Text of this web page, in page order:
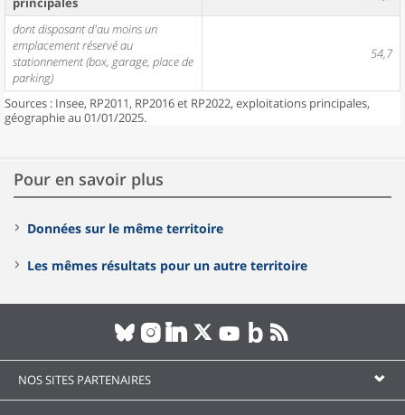
dont disposant d'au moins un
emplacement réservé au
stationnement (box, garage, place de
parking)
54,7
Sources : Insee, RP2011, RP2016 et RP2022, exploitations principales,
géographie au 01/01/2025.
Pour en savoir plus
Données sur le même territoire
Les mêmes résultats pour un autre territoire
NOS SITES PARTENAIRES